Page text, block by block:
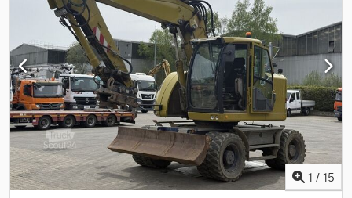
przyjmiemy Twój używany pojazd w rozliczeniu. Finansowanie
możliwe bezpośrednio u nas. GOLEC NUTZFAHRZEUGE GMBH
Mówimy: po niemiecku, angielsku, hiszpańsku, polsku, ukraińsku,
rosyjsku, bułgarsku. Dodoy Hndqepfx Agdsck
1 / 15